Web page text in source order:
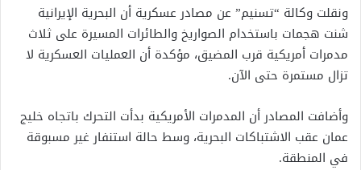
ونقلت وكالة “تسنيم” عن مصادر عسكرية أن البحرية الإيرانية
شنت هجمات باستخدام الصواريخ والطائرات المسيرة على ثلاث
مدمرات أمريكية قرب المضيق، مؤكدة أن العمليات العسكرية لا
تزال مستمرة حتى الآن.
وأضافت المصادر أن المدمرات الأمريكية بدأت التحرك باتجاه خليج
عمان عقب الاشتباكات البحرية، وسط حالة استنفار غير مسبوقة
في المنطقة.